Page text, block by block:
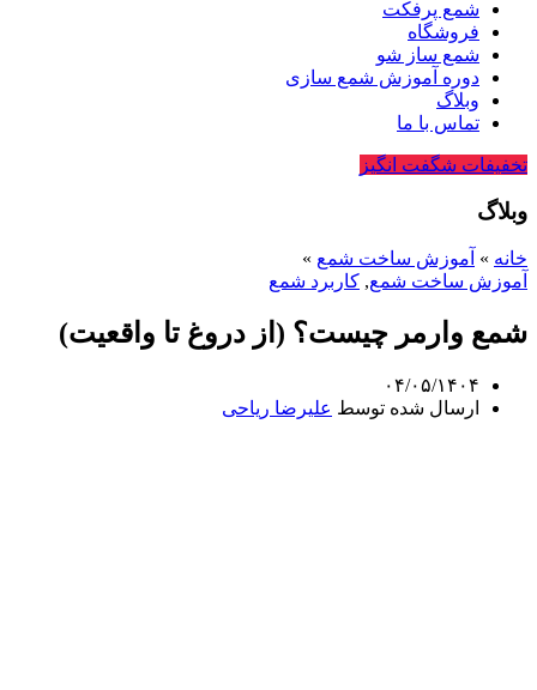
شمع پرفکت
فروشگاه
شمع ساز شو
دوره آموزش شمع سازی
وبلاگ
تماس با ما
تخفیفات شگفت انگیز
وبلاگ
خانه » آموزش ساخت شمع »
آموزش ساخت شمع, کاربرد شمع
شمع وارمر چیست؟ (از دروغ تا واقعیت)
۰۴/۰۵/۱۴۰۴
ارسال شده توسط علیرضا ریاحی